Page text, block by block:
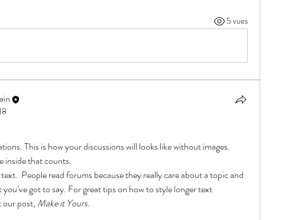
5 vues
This is how your discussions will looks like without images.
inside that counts.
People read forums because they really care about a topic and
got to say. For great tips on how to style longer text
our post, Make it Yours.